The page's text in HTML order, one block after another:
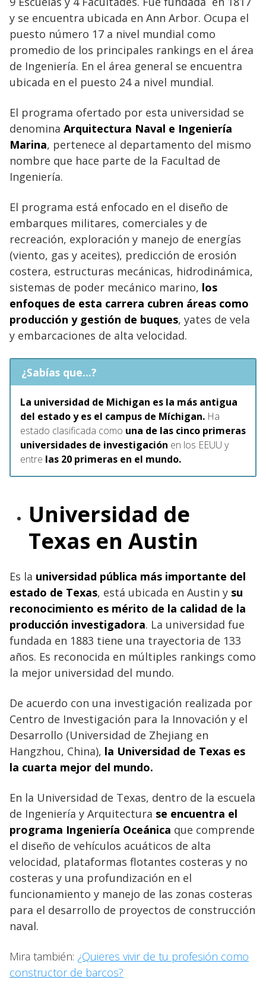
y se encuentra ubicada en Ann Arbor. Ocupa el
puesto número 17 a nivel mundial como
promedio de los principales rankings en el área
de Ingeniería. En el área general se encuentra
ubicada en el puesto 24 a nivel mundial.
El programa ofertado por esta universidad se
denomina Arquitectura Naval e Ingeniería
Marina, pertenece al departamento del mismo
nombre que hace parte de la Facultad de
Ingeniería.
El programa está enfocado en el diseño de
embarques militares, comerciales y de
recreación, exploración y manejo de energías
(viento, gas y aceites), predicción de erosión
costera, estructuras mecánicas, hidrodinámica,
sistemas de poder mecánico marino, los
enfoques de esta carrera cubren áreas como
producción y gestión de buques, yates de vela
y embarcaciones de alta velocidad.
¿Sabías que...?
La universidad de Michigan es la más antigua
del estado y es el campus de Míchigan. Ha
estado clasificada como una de las cinco primeras
universidades de investigación en los EEUU y
entre las 20 primeras en el mundo.
Universidad de
Texas en Austin
Es la universidad pública más importante del
estado de Texas, está ubicada en Austin y su
reconocimiento es mérito de la calidad de la
producción investigadora. La universidad fue
fundada en 1883 tiene una trayectoria de 133
años. Es reconocida en múltiples rankings como
la mejor universidad del mundo.
De acuerdo con una investigación realizada por
Centro de Investigación para la Innovación y el
Desarrollo (Universidad de Zhejiang en
Hangzhou, China), la Universidad de Texas es
la cuarta mejor del mundo.
En la Universidad de Texas, dentro de la escuela
de Ingeniería y Arquitectura se encuentra el
programa Ingeniería Oceánica que comprende
el diseño de vehículos acuáticos de alta
velocidad, plataformas flotantes costeras y no
costeras y una profundización en el
funcionamiento y manejo de las zonas costeras
para el desarrollo de proyectos de construcción
naval.
Mira también: ¿Quieres vivir de tu profesión como
constructor de barcos?